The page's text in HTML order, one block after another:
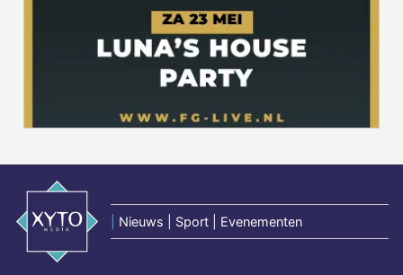
Nieuws | Sport | Evenementen